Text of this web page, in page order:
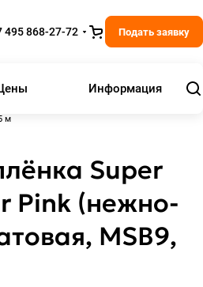
495 868-27-72 Подать заявку
Информация
м
Super
Pink (нежно-
MSB9,